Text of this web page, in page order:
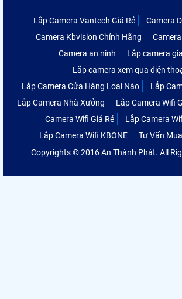
Lắp Camera Vantech Giá Rẻ
Camera
Camera Kbvision Chính Hãng
Camera an ninh
Lắp camera
Lắp camera xem qua điện
Lắp Camera Cửa Hàng Loại Nào
Lắp
Lắp Camera Nhà Xưởng
Lắp Camera Wifi
Camera Wifi Giá Rẻ
Lắp Camera
Lắp Camera Wifi KBONE
Tư Vấn
Copyrights © 2016 An Thành Phát. All